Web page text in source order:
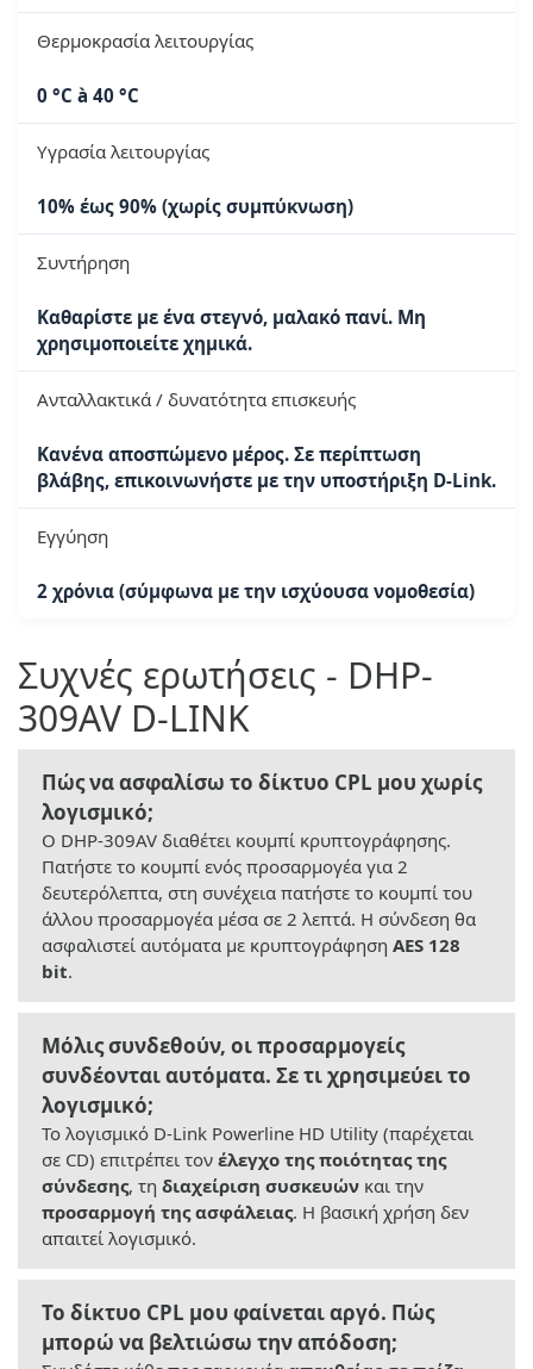
Θερμοκρασία λειτουργίας
0 °C à 40 °C
Υγρασία λειτουργίας
10% έως 90% (χωρίς συμπύκνωση)
Συντήρηση
Καθαρίστε με ένα στεγνό, μαλακό πανί. Μη
χρησιμοποιείτε χημικά.
Ανταλλακτικά / δυνατότητα επισκευής
Κανένα αποσπώμενο μέρος. Σε περίπτωση
βλάβης, επικοινωνήστε με την υποστήριξη D-Link.
Εγγύηση
2 χρόνια (σύμφωνα με την ισχύουσα νομοθεσία)
Συχνές ερωτήσεις - DHP-
309AV D-LINK
Πώς να ασφαλίσω το δίκτυο CPL μου χωρίς
λογισμικό;
Ο DHP-309AV διαθέτει κουμπί κρυπτογράφησης.
Πατήστε το κουμπί ενός προσαρμογέα για 2
δευτερόλεπτα, στη συνέχεια πατήστε το κουμπί του
άλλου προσαρμογέα μέσα σε 2 λεπτά. Η σύνδεση θα
ασφαλιστεί αυτόματα με κρυπτογράφηση AES 128
bit.
Μόλις συνδεθούν, οι προσαρμογείς
συνδέονται αυτόματα. Σε τι χρησιμεύει το
λογισμικό;
Το λογισμικό D-Link Powerline HD Utility (παρέχεται
σε CD) επιτρέπει τον έλεγχο της ποιότητας της
σύνδεσης, τη διαχείριση συσκευών και την
προσαρμογή της ασφάλειας. Η βασική χρήση δεν
απαιτεί λογισμικό.
Το δίκτυο CPL μου φαίνεται αργό. Πώς
μπορώ να βελτιώσω την απόδοση;